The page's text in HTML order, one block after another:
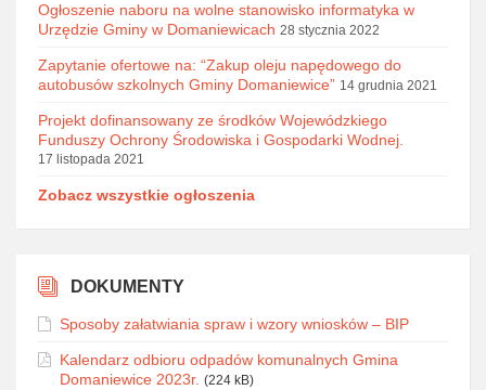
Ogłoszenie naboru na wolne stanowisko informatyka w
Urzędzie Gminy w Domaniewicach 28 stycznia 2022
Zapytanie ofertowe na: “Zakup oleju napędowego do
autobusów szkolnych Gminy Domaniewice” 14 grudnia 2021
Projekt dofinansowany ze środków Wojewódzkiego
Funduszy Ochrony Środowiska i Gospodarki Wodnej.
17 listopada 2021
Zobacz wszystkie ogłoszenia
DOKUMENTY
Sposoby załatwiania spraw i wzory wniosków – BIP
Kalendarz odbioru odpadów komunalnych Gmina
Domaniewice 2023r. (224 kB)